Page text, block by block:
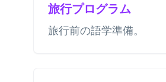
旅行プログラム
旅行前の語学準備。